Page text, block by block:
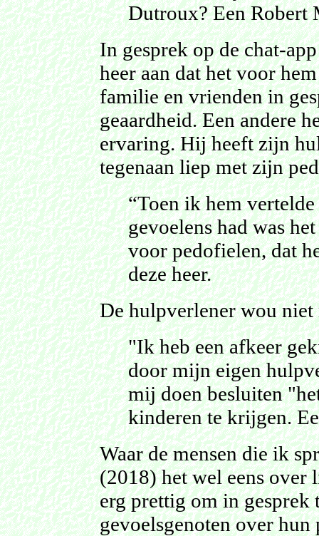
Dutroux? Een Robert
In gesprek op de chat-
heer aan dat het voor
familie en vrienden in
geaardheid. Een andere
ervaring. Hij heeft zijn
tegenaan liep met zijn
“Toen ik hem
gevoelens had was
voor pedofielen, dat
deze heer.
De hulpverlener wou niet
"Ik heb een afkeer
door mijn eigen
mij doen besluiten
kinderen te krijgen.
Waar de mensen die ik
(2018) het wel eens over
erg prettig om in gesprek
gevoelsgenoten over hun